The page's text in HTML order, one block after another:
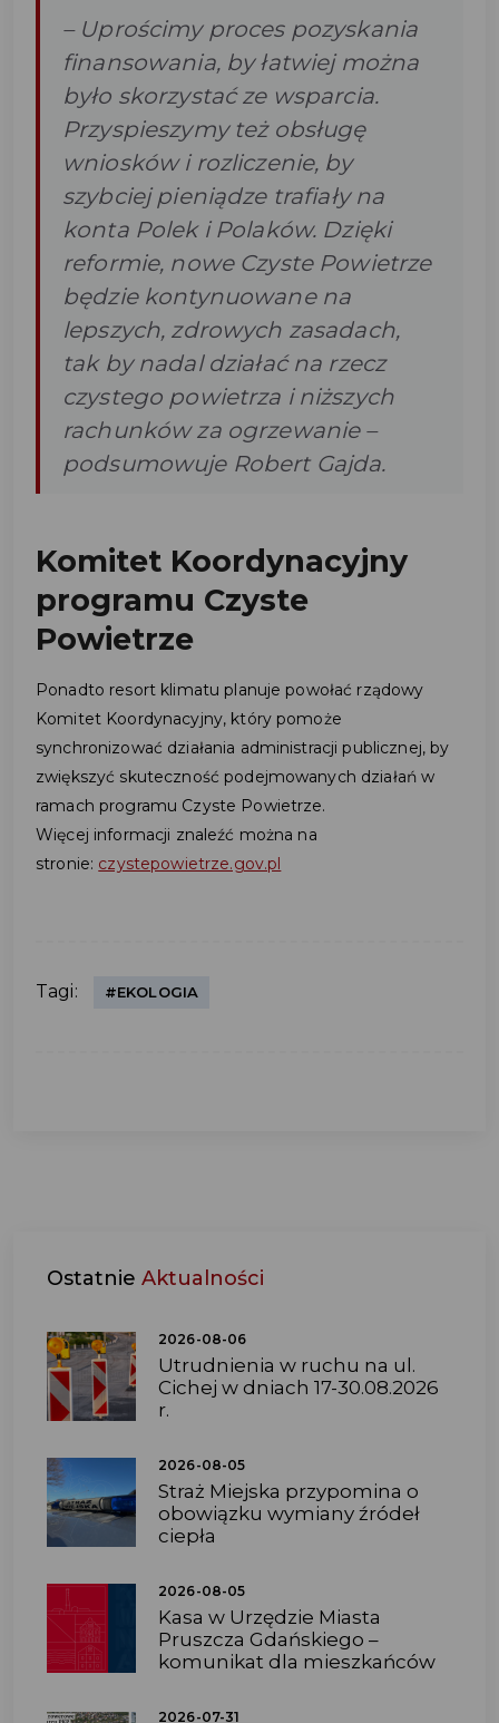
– Uprościmy proces pozyskania
finansowania, by łatwiej można
było skorzystać ze wsparcia.
Przyspieszymy też obsługę
wniosków i rozliczenie, by
szybciej pieniądze trafiały na
konta Polek i Polaków. Dzięki
reformie, nowe Czyste Powietrze
będzie kontynuowane na
lepszych, zdrowych zasadach,
tak by nadal działać na rzecz
czystego powietrza i niższych
rachunków za ogrzewanie –
podsumowuje Robert Gajda.
Komitet Koordynacyjny
programu Czyste
Powietrze
Ponadto resort klimatu planuje powołać rządowy
Komitet Koordynacyjny, który pomoże
synchronizować działania administracji publicznej, by
zwiększyć skuteczność podejmowanych działań w
ramach programu Czyste Powietrze.
Więcej informacji znaleźć można na
stronie: czystepowietrze.gov.pl
Tagi: #EKOLOGIA
Ostatnie Aktualności
2026-08-06
Utrudnienia w ruchu na ul.
Cichej w dniach 17-30.08.2026
r.
2026-08-05
Straż Miejska przypomina o
obowiązku wymiany źródeł
ciepła
2026-08-05
Kasa w Urzędzie Miasta
Pruszcza Gdańskiego –
komunikat dla mieszkańców
2026-07-31